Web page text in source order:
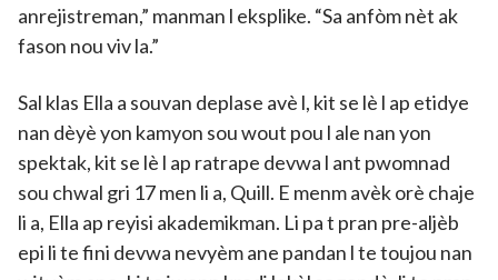
anrejistreman,” manman l eksplike. “Sa anfòm nèt ak
fason nou viv la.”
Sal klas Ella a souvan deplase avè l, kit se lè l ap etidye
nan dèyè yon kamyon sou wout pou l ale nan yon
spektak, kit se lè l ap ratrape devwa l ant pwomnad
sou chwal gri 17 men li a, Quill. E menm avèk orè chaje
li a, Ella ap reyisi akademikman. Li pa t pran pre-aljèb
epi li te fini devwa nevyèm ane pandan l te toujou nan